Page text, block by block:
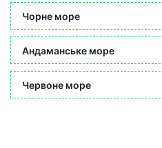
Чорне море
Андаманське море
Червоне море